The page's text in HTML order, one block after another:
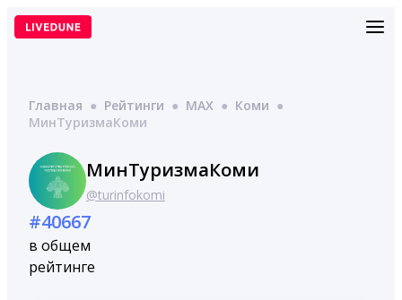
Перейти
Главная ● Рейтинги ● MAX ● Коми ●
МинТуризмаКоми
МинТуризмаКоми
@turinfokomi
#40667
в общем
рейтинге